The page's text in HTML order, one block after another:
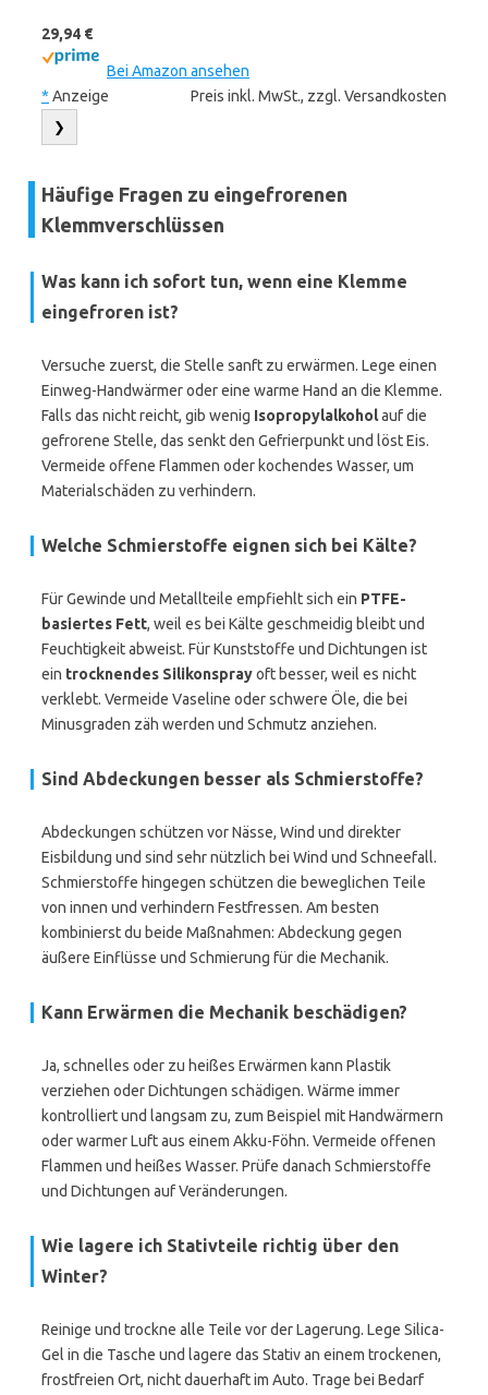
29,94 €
Bei Amazon ansehen
* Anzeige Preis inkl. MwSt., zzgl. Versandkosten
❯
Häufige Fragen zu eingefrorenen
Klemmverschlüssen
Was kann ich sofort tun, wenn eine Klemme
eingefroren ist?
Versuche zuerst, die Stelle sanft zu erwärmen. Lege einen
Einweg-Handwärmer oder eine warme Hand an die Klemme.
Falls das nicht reicht, gib wenig Isopropylalkoholauf die
gefrorene Stelle, das senkt den Gefrierpunkt und löst Eis.
Vermeide offene Flammen oder kochendes Wasser, um
Materialschäden zu verhindern.
Welche Schmierstoffe eignen sich bei Kälte?
Für Gewinde und Metallteile empfiehlt sich ein PTFE-
basiertes Fett, weil es bei Kälte geschmeidig bleibt und
Feuchtigkeit abweist. Für Kunststoffe und Dichtungen ist
ein trocknendes Silikonsprayoft besser, weil es nicht
verklebt. Vermeide Vaseline oder schwere Öle, die bei
Minusgraden zäh werden und Schmutz anziehen.
Sind Abdeckungen besser als Schmierstoffe?
Abdeckungen schützen vor Nässe, Wind und direkter
Eisbildung und sind sehr nützlich bei Wind und Schneefall.
Schmierstoffe hingegen schützen die beweglichen Teile
von innen und verhindern Festfressen. Am besten
kombinierst du beide Maßnahmen: Abdeckung gegen
äußere Einflüsse und Schmierung für die Mechanik.
Kann Erwärmen die Mechanik beschädigen?
Ja, schnelles oder zu heißes Erwärmen kann Plastik
verziehen oder Dichtungen schädigen. Wärme immer
kontrolliert und langsam zu, zum Beispiel mit Handwärmern
oder warmer Luft aus einem Akku-Föhn. Vermeide offenen
Flammen und heißes Wasser. Prüfe danach Schmierstoffe
und Dichtungen auf Veränderungen.
Wie lagere ich Stativteile richtig über den
Winter?
Reinige und trockne alle Teile vor der Lagerung. Lege Silica-
Gel in die Tasche und lagere das Stativ an einem trockenen,
frostfreien Ort, nicht dauerhaft im Auto. Trage bei Bedarf